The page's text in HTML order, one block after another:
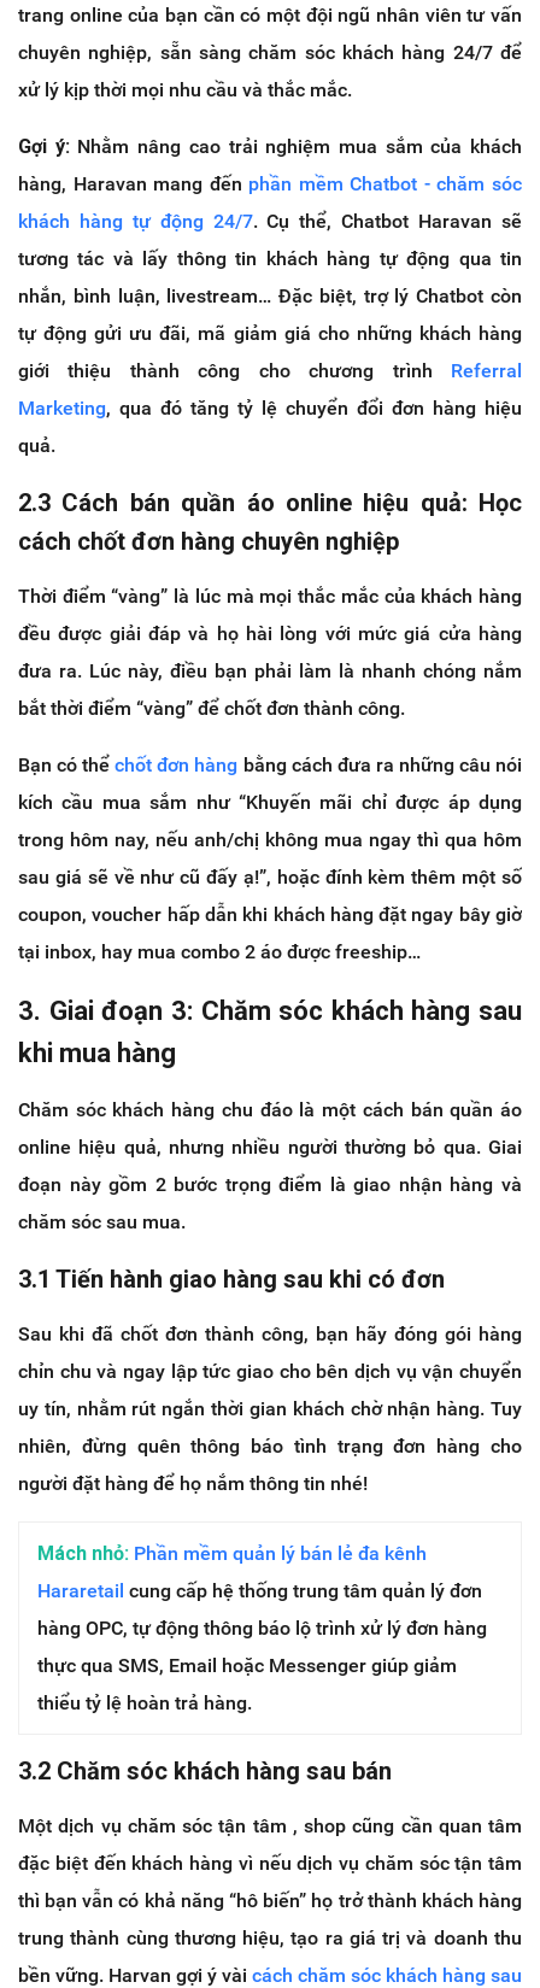
trang online của bạn cần có một đội ngũ nhân viên tư vấn
chuyên nghiệp, sẵn sàng chăm sóc khách hàng 24/7 để
xử lý kịp thời mọi nhu cầu và thắc mắc.
Gợi ý:Nhằm nâng cao trải nghiệm mua sắm của khách
hàng, Haravan mang đến phần mềm Chatbot - chăm sóc
khách hàng tự động 24/7. Cụ thể, Chatbot Haravan sẽ
tương tác và lấy thông tin khách hàng tự động qua tin
nhắn, bình luận, livestream… Đặc biệt, trợ lý Chatbot còn
tự động gửi ưu đãi, mã giảm giá cho những khách hàng
giới thiệu thành công cho chương trình Referral
Marketing, qua đó tăng tỷ lệ chuyển đổi đơn hàng hiệu
quả.
2.3 Cách bán quần áo online hiệu quả: Học
cách chốt đơn hàng chuyên nghiệp
Thời điểm “vàng” là lúc mà mọi thắc mắc của khách hàng
đều được giải đáp và họ hài lòng với mức giá cửa hàng
đưa ra. Lúc này, điều bạn phải làm là nhanh chóng nắm
bắt thời điểm “vàng” để chốt đơn thành công.
Bạn có thểchốt đơn hàng bằng cách đưa ra những câu nói
kích cầu mua sắm như “Khuyến mãi chỉ được áp dụng
trong hôm nay, nếu anh/chị không mua ngay thì qua hôm
sau giá sẽ về như cũ đấy ạ!”, hoặc đính kèm thêm một số
coupon, voucher hấp dẫn khi khách hàng đặt ngay bây giờ
tại inbox, hay mua combo 2 áo được freeship…
3. Giai đoạn 3: Chăm sóc khách hàng sau
khi mua hàng
Chăm sóc khách hàng chu đáo là một cách bán quần áo
online hiệu quả, nhưng nhiều người thường bỏ qua. Giai
đoạn này gồm 2 bước trọng điểm là giao nhận hàng và
chăm sóc sau mua.
3.1 Tiến hành giao hàng sau khi có đơn
Sau khi đã chốt đơn thành công, bạn hãy đóng gói hàng
chỉn chu và ngay lập tức giao cho bên dịch vụ vận chuyển
uy tín, nhằm rút ngắn thời gian khách chờ nhận hàng. Tuy
nhiên, đừng quên thông báo tình trạng đơn hàng cho
người đặt hàng để họ nắm thông tin nhé!
Mách nhỏ: Phần mềm quản lý bán lẻ đa kênh
Hararetail cung cấp hệ thống trung tâm quản lý đơn
hàng OPC, tự động thông báo lộ trình xử lý đơn hàng
thực qua SMS, Email hoặc Messenger giúp giảm
thiểu tỷ lệ hoàn trả hàng.
3.2 Chăm sóc khách hàng sau bán
Một dịch vụ chăm sóc tận tâm , shop cũng cần quan tâm
đặc biệt đến khách hàng vì nếu dịch vụ chăm sóc tận tâm
thì bạn vẫn có khả năng “hô biến” họ trở thành khách hàng
trung thành cùng thương hiệu, tạo ra giá trị và doanh thu
bền vững. Harvan gợi ý vài cách chăm sóc khách hàng sau